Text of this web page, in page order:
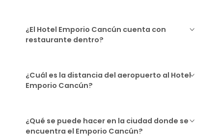
¿El Hotel Emporio Cancún cuenta con
restaurante dentro?
¿Cuál es la distancia del aeropuerto al Hotel
Emporio Cancún?
¿Qué se puede hacer en la ciudad donde se
encuentra el Emporio Cancún?